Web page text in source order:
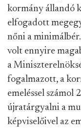
kormány állandó
elfogadott
nőni a
volt ennyire
a
fogalmazott, a
emeléssel számol
újratárgyalni a
képviselőivel az